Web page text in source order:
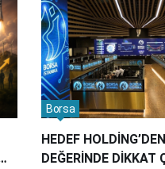
HEDEF
DEĞERİNDE DİKKAT
Borsa